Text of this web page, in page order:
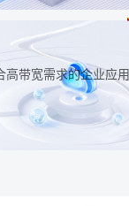
带宽需求的企业应用